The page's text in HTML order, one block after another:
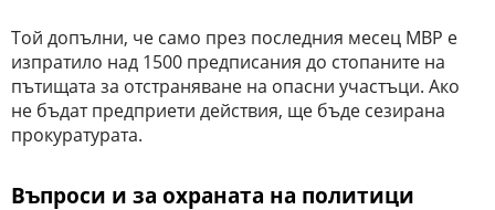
Той допълни, че само през последния месец МВР е
изпратило над 1500 предписания до стопаните на
пътищата за отстраняване на опасни участъци. Ако
не бъдат предприети действия, ще бъде сезирана
прокуратурата.
Въпроси и за охраната на политици